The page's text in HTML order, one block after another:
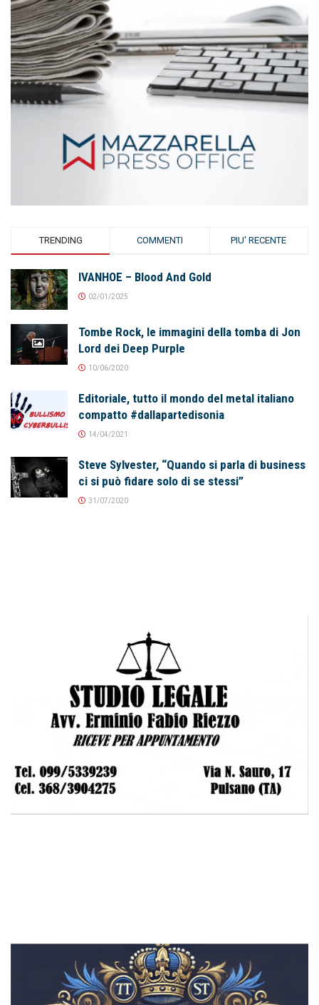
TRENDING COMMENTI PIU' RECENTE
IVANHOE – Blood And Gold
02/01/2025
Tombe Rock, le immagini della tomba di Jon
Lord dei Deep Purple
10/06/2020
Editoriale, tutto il mondo del metal italiano
compatto #dallapartedisonia
14/04/2021
Steve Sylvester, “Quando si parla di business
ci si può fidare solo di se stessi”
31/07/2020